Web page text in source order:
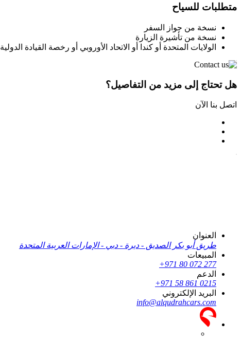
متطلبات للسياح
نسخة من جواز السفر
نسخة من تأشيرة الزيارة
الولايات المتحدة أو كندا أو الاتحاد الأوروبي أو رخصة القيادة الدولية
هل تحتاج إلى مزيد من التفاصيل؟
اتصل بنا الآن
العنوان
طريق أبو بكر الصديق - ديرة - دبي - الإمارات العربية المتحدة
المبيعات
+971 80 072 277
الدعم
+971 58 861 0215
البريد الإلكتروني
info@alqudrahcars.com